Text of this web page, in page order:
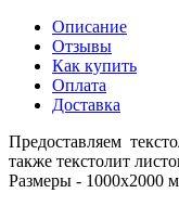
Описание
Отзывы
Как купить
Оплата
Доставка
Предоставляем
также текстолит
Размеры - 1000х2000